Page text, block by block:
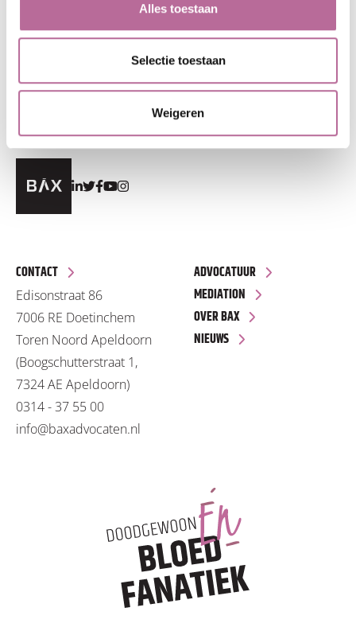
Alles toestaan
Selectie toestaan
Weigeren
Zuid te sponsoren.
CONTACT
Edisonstraat 86
7006 RE Doetinchem
Toren Noord Apeldoorn
(Boogschutterstraat 1,
7324 AE Apeldoorn)
0314 - 37 55 00
info@baxadvocaten.nl
ADVOCATUUR
MEDIATION
OVER BAX
NIEUWS